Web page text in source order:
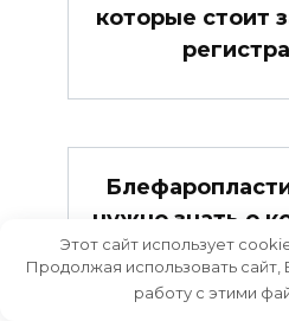
которые стоит
нужно знать о
Этот сайт использует
Продолжая использовать сайт,
работу с этими